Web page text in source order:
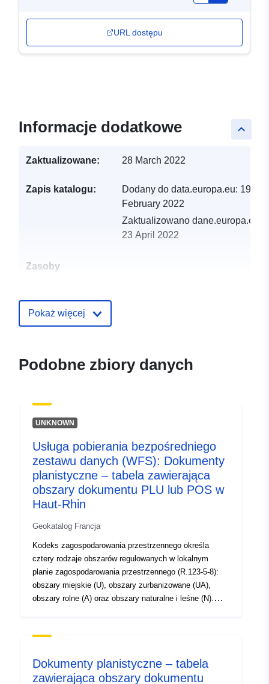
URL dostępu
keyboard_arrow_up
Informacje dodatkowe
Zaktualizowane: 28 March 2022
Zapis katalogu: Dodany do data.europa.eu: 19
February 2022
Zaktualizowano dane.europa.eu:
23 April 2022
Zasoby
Identyfikatory:
e9ed-40bf-bce3-
4e16-8b06-e3c4aea3800e
Typ:
Zasób:
http://inspire.ec.europa.eu/
codelist/SpatialDataServiceType/
Pokaż więcej
Podobne zbiory danych
UNKNOWN
Usługa pobierania bezpośredniego
zestawu danych (WFS): Dokumenty
planistyczne – tabela zawierająca
obszary dokumentu PLU lub POS w
Haut-Rhin
Geokatalog Francja
Kodeks zagospodarowania przestrzennego określa
cztery rodzaje obszarów regulowanych w lokalnym
planie zagospodarowania przestrzennego (R.123-5-8):
obszary miejskie (U), obszary zurbanizowane (UA),
obszary rolne (A) oraz obszary naturalne i leśne (N).
dołączone jest rozporządzenie. Regulamin może
budowy dotyczy budownictwa mieszkaniowego,
zakwaterowania w hotelu, biur, handlu, rzemiosła,
Dokumenty planistyczne – tabela
zawierająca obszary dokumentu